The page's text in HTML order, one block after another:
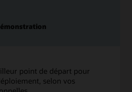
point de départ pour
selon vos